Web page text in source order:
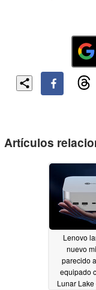
Artículos
Lenovo
nuevo
parecido
equipado
Lunar Lake